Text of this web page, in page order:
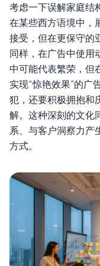
考虑一下误解家庭结
在某些西方语境中，
接受，但在更保守的
同样，在广告中使用
中可能代表繁荣，但
实现“惊艳效果”的广
犯，还要积极拥抱和
解。这种深刻的文化
系、与客户洞察力产
方式。